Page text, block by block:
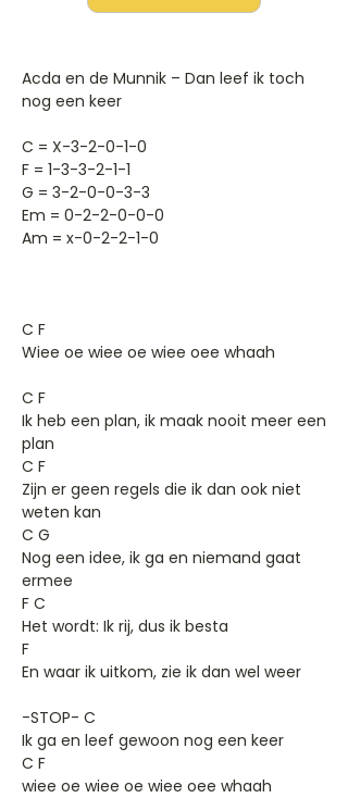
Acda en de Munnik – Dan leef ik toch
nog een keer
C = X-3-2-0-1-0
F = 1-3-3-2-1-1
G = 3-2-0-0-3-3
Em = 0-2-2-0-0-0
Am = x-0-2-2-1-0
C F
Wiee oe wiee oe wiee oee whaah
C F
Ik heb een plan, ik maak nooit meer een
plan
C F
Zijn er geen regels die ik dan ook niet
weten kan
C G
Nog een idee, ik ga en niemand gaat
ermee
F C
Het wordt: Ik rij, dus ik besta
F
En waar ik uitkom, zie ik dan wel weer
-STOP- C
Ik ga en leef gewoon nog een keer
C F
wiee oe wiee oe wiee oee whaah